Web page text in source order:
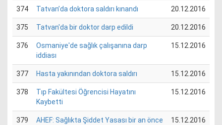
374 Tatvan’da doktora saldırı kınandı 20.12.2016
375 Tatvan'da bir doktor darp edildi 20.12.2016
376
Osmaniye'de sağlık çalışanına darp
iddiası
15.12.2016
377 Hasta yakınından doktora saldırı 15.12.2016
378
Tıp Fakültesi Öğrencisi Hayatını
Kaybetti
15.12.2016
379
AHEF: Sağlıkta Şiddet Yasası bir an önce
15.12.2016